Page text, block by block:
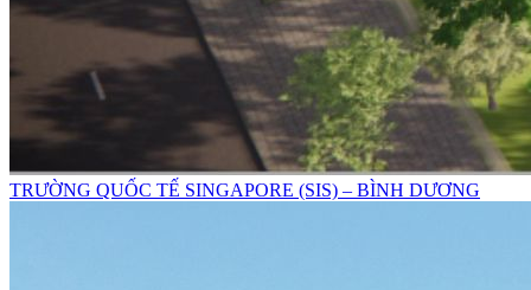
TRƯỜNG QUỐC TẾ SINGAPORE (SIS) – BÌNH DƯƠNG